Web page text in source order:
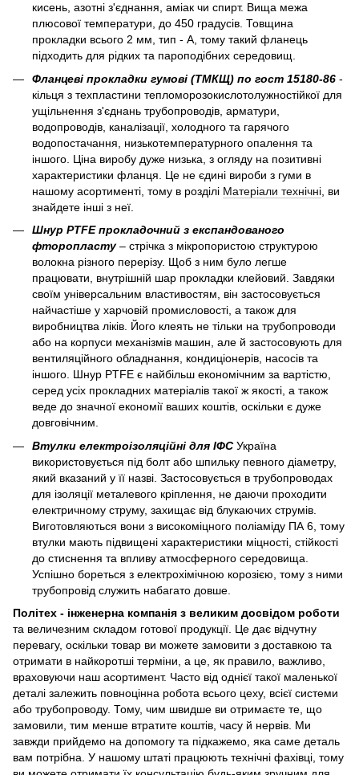
кисень, азотні з'єднання, аміак чи спирт. Вища межа
плюсової температури, до 450 градусів. Товщина
прокладки всього 2 мм, тип - А, тому такий фланець
підходить для рідких та пароподібних середовищ.
Фланцеві прокладки гумові (ТМКЩ) по гост 15180-86 -
кільця з техпластини тепломорозокислотолужностійкої для
ущільнення з'єднань трубопроводів, арматури,
водопроводів, каналізації, холодного та гарячого
водопостачання, низькотемпературного опалення та
іншого. Ціна виробу дуже низька, з огляду на позитивні
характеристики фланця. Це не єдині вироби з гуми в
нашому асортименті, тому в розділі Матеріали технічні , ви
знайдете інші з неї.
Шнур PTFE прокладочний з експандованого
фторопласту– стрічка з мікропористою структурою
волокна різного перерізу. Щоб з ним було легше
працювати, внутрішній шар прокладки клейовий. Завдяки
своїм універсальним властивостям, він застосовується
найчастіше у харчовій промисловості, а також для
виробництва ліків. Його клеять не тільки на трубопроводи
або на корпуси механізмів машин, але й застосовують для
вентиляційного обладнання, кондиціонерів, насосів та
іншого. Шнур PTFE є найбільш економічним за вартістю,
серед усіх прокладних матеріалів такої ж якості, а також
веде до значної економії ваших коштів, оскільки є дуже
довговічним.
Втулки електроізоляційні для ІФСУкраїна
використовується під болт або шпильку певного діаметру,
який вказаний у її назві. Застосовується в трубопроводах
для ізоляції металевого кріплення, не даючи проходити
електричному струму, захищає від блукаючих струмів.
Виготовляються вони з високоміцного поліаміду ПА 6, тому
втулки мають підвищені характеристики міцності, стійкості
до стиснення та впливу атмосферного середовища.
Успішно бореться з електрохімічною корозією, тому з ними
трубопровід служить набагато довше.
Політех - інженерна компанія з великим досвідом роботи
та величезним складом готової продукції. Це дає відчутну
перевагу, оскільки товар ви можете замовити з доставкою та
отримати в найкоротші терміни, а це, як правило, важливо,
враховуючи наш асортимент. Часто від однієї такої маленької
деталі залежить повноцінна робота всього цеху, всієї системи
або трубопроводу. Тому, чим швидше ви отримаєте те, що
замовили, тим менше втратите коштів, часу й нервів. Ми
завжди прийдемо на допомогу та підкажемо, яка саме деталь
вам потрібна. У нашому штаті працюють технічні фахівці, тому